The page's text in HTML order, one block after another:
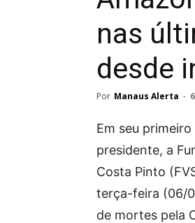
nas
desde
Por Manaus Alerta -
Em seu
presidente, a
Costa Pinto
terça-feira (06/
de mortes pela